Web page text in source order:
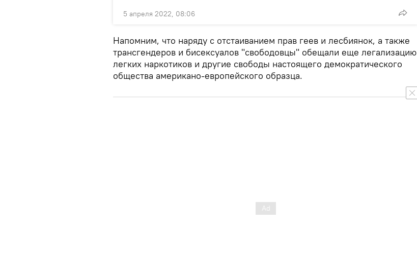
5 апреля 2022, 08:06
Напомним, что наряду с отстаиванием прав геев и лесбиянок, а также
трансгендеров и бисексуалов "свободовцы" обещали еще легализацию
легких наркотиков и другие свободы настоящего демократического
общества американо-европейского образца.